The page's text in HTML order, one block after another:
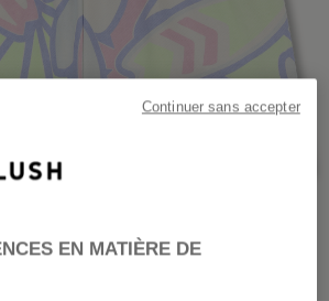
EN MATIÈRE DE
Continuer sans accepter